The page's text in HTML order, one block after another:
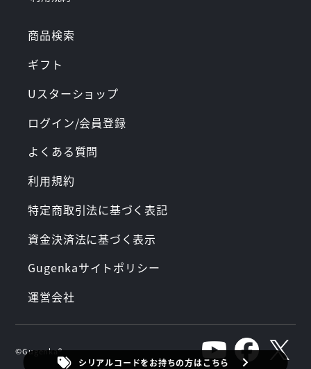
シリアルコードをお持ちの方はこちら
商品検索
ギフト
Uスターショップ
ログイン/会員登録
よくある質問
利用規約
特定商取引法に基づく表記
資金決済法に基づく表示
Gugenkaサイトポリシー
運営会社
©︎Gugenka®︎